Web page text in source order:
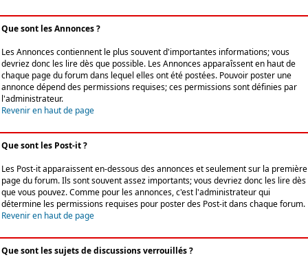
Que sont les Annonces ?
Les Annonces contiennent le plus souvent d'importantes informations; vous
devriez donc les lire dès que possible. Les Annonces apparaîssent en haut de
chaque page du forum dans lequel elles ont été postées. Pouvoir poster une
annonce dépend des permissions requises; ces permissions sont définies par
l'administrateur.
Revenir en haut de page
Que sont les Post-it ?
Les Post-it apparaissent en-dessous des annonces et seulement sur la première
page du forum. Ils sont souvent assez importants; vous devriez donc les lire dès
que vous pouvez. Comme pour les annonces, c'est l'administrateur qui
détermine les permissions requises pour poster des Post-it dans chaque forum.
Revenir en haut de page
Que sont les sujets de discussions verrouillés ?